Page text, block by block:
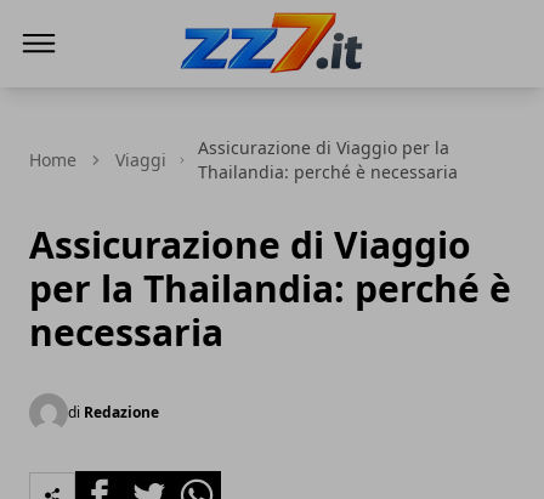
Home Viaggi
Assicurazione di Viaggio per la
Thailandia: perché è necessaria
Assicurazione di Viaggio
per la Thailandia: perché è
necessaria
di Redazione
FacebookTwitterWhatsapp